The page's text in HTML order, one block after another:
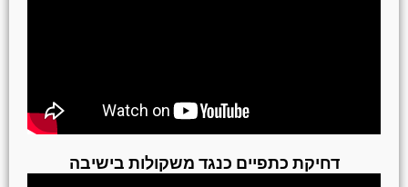
דחיקת כתפיים כנגד משקולות בישיבה